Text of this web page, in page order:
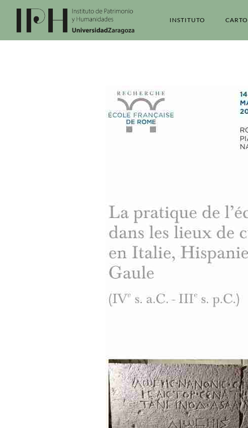
INSTITUTO